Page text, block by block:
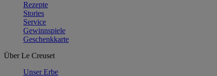
Rezepte
Stories
Service
Gewinnspiele
Geschenkkarte
Über Le Creuset
Unser Erbe